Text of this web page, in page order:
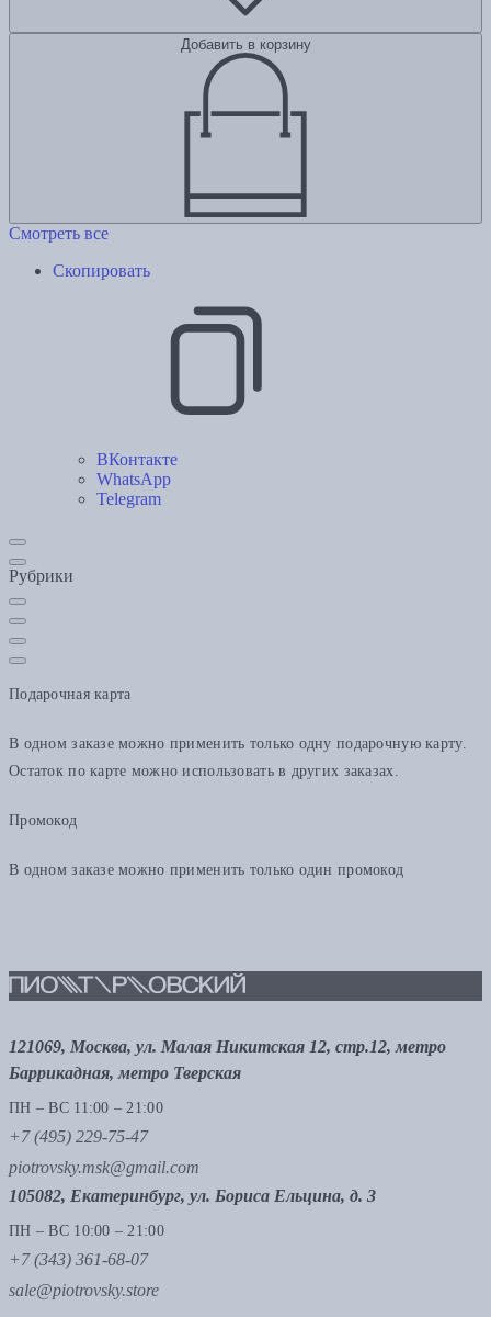
Добавить в корзину
Смотреть все
Скопировать
ВКонтакте
WhatsApp
Telegram
Рубрики
Подарочная карта
В одном заказе можно применить только одну подарочную карту.
Остаток по карте можно использовать в других заказах.
Промокод
В одном заказе можно применить только один промокод
121069, Москва, ул. Малая Никитская 12, стр.12, метро
Баррикадная, метро Тверская
ПН – ВС 11:00 – 21:00
+7 (495) 229-75-47
piotrovsky.msk@gmail.com
105082, Екатеринбург, ул. Бориса Ельцина, д. 3
ПН – ВС 10:00 – 21:00
+7 (343) 361-68-07
sale@piotrovsky.store